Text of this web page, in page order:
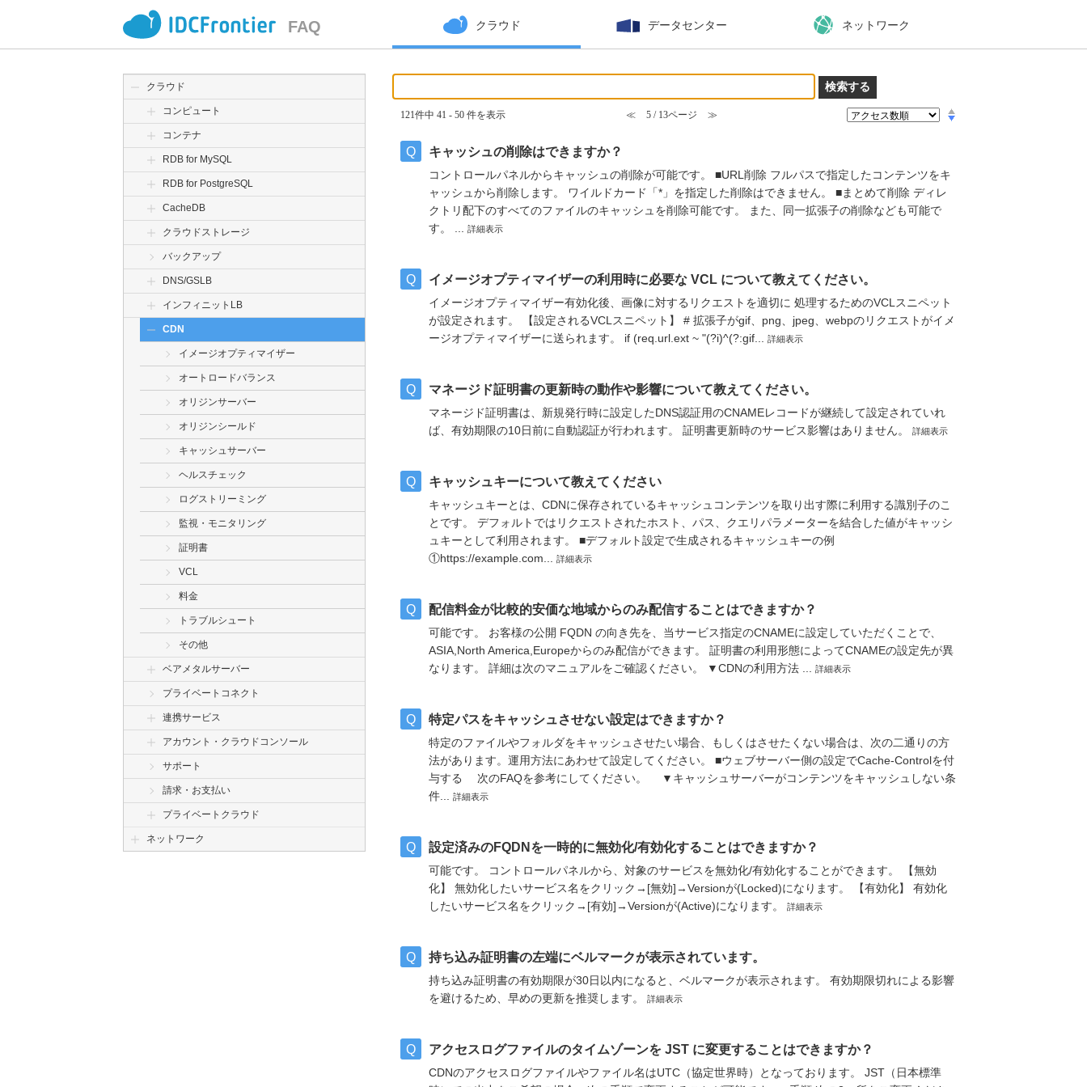
FAQ クラウド データセンター ネットワーク
クラウド
コンピュート
コンテナ
RDB for MySQL
RDB for PostgreSQL
CacheDB
クラウドストレージ
バックアップ
DNS/GSLB
インフィニットLB
CDN
イメージオプティマイザー
オートロードバランス
オリジンサーバー
オリジンシールド
キャッシュサーバー
ヘルスチェック
ログストリーミング
監視・モニタリング
証明書
VCL
料金
トラブルシュート
その他
ベアメタルサーバー
プライベートコネクト
連携サービス
アカウント・クラウドコンソール
サポート
請求・お支払い
プライベートクラウド
ネットワーク
121件中 41 - 50 件を表示 ≪ 5 / 13ページ ≫
キャッシュの削除はできますか？
コントロールパネルからキャッシュの削除が可能です。 ■URL削除 フルパスで指定したコンテンツをキ
ャッシュから削除します。 ワイルドカード「*」を指定した削除はできません。 ■まとめて削除 ディレ
クトリ配下のすべてのファイルのキャッシュを削除可能です。 また、同一拡張子の削除なども可能で
す。 ... 詳細表示
イメージオプティマイザーの利用時に必要な VCL について教えてください。
イメージオプティマイザー有効化後、画像に対するリクエストを適切に 処理するためのVCLスニペット
が設定されます。 【設定されるVCLスニペット】 # 拡張子がgif、png、jpeg、webpのリクエストがイメ
ージオプティマイザーに送られます。 if (req.url.ext ~ "(?i)^(?:gif... 詳細表示
マネージド証明書の更新時の動作や影響について教えてください。
マネージド証明書は、新規発行時に設定したDNS認証用のCNAMEレコードが継続して設定されていれ
ば、有効期限の10日前に自動認証が行われます。 証明書更新時のサービス影響はありません。
詳細表示
キャッシュキーについて教えてください
キャッシュキーとは、CDNに保存されているキャッシュコンテンツを取り出す際に利用する識別子のこ
とです。 デフォルトではリクエストされたホスト、パス、クエリパラメーターを結合した値がキャッシ
ュキーとして利用されます。 ■デフォルト設定で生成されるキャッシュキーの例
①https://example.com... 詳細表示
配信料金が比較的安価な地域からのみ配信することはできますか？
可能です。 お客様の公開 FQDN の向き先を、当サービス指定のCNAMEに設定していただくことで、
ASIA,North America,Europeからのみ配信ができます。 証明書の利用形態によってCNAMEの設定先が異
なります。 詳細は次のマニュアルをご確認ください。 ▼CDNの利用方法 ... 詳細表示
特定パスをキャッシュさせない設定はできますか？
特定のファイルやフォルダをキャッシュさせたい場合、もしくはさせたくない場合は、次の二通りの方
法があります。運用方法にあわせて設定してください。 ■ウェブサーバー側の設定でCache-Controlを付
与する 次のFAQを参考にしてください。 ▼キャッシュサーバーがコンテンツをキャッシュしない条
件... 詳細表示
設定済みのFQDNを一時的に無効化/有効化することはできますか？
可能です。 コントロールパネルから、対象のサービスを無効化/有効化することができます。 【無効
化】 無効化したいサービス名をクリック→[無効]→Versionが(Locked)になります。 【有効化】 有効化
したいサービス名をクリック→[有効]→Versionが(Active)になります。
詳細表示
持ち込み証明書の左端にベルマークが表示されています。
持ち込み証明書の有効期限が30日以内になると、ベルマークが表示されます。 有効期限切れによる影響
を避けるため、早めの更新を推奨します。
詳細表示
アクセスログファイルのタイムゾーンを JST に変更することはできますか？
CDNのアクセスログファイルやファイル名はUTC（協定世界時）となっております。 JST（日本標準